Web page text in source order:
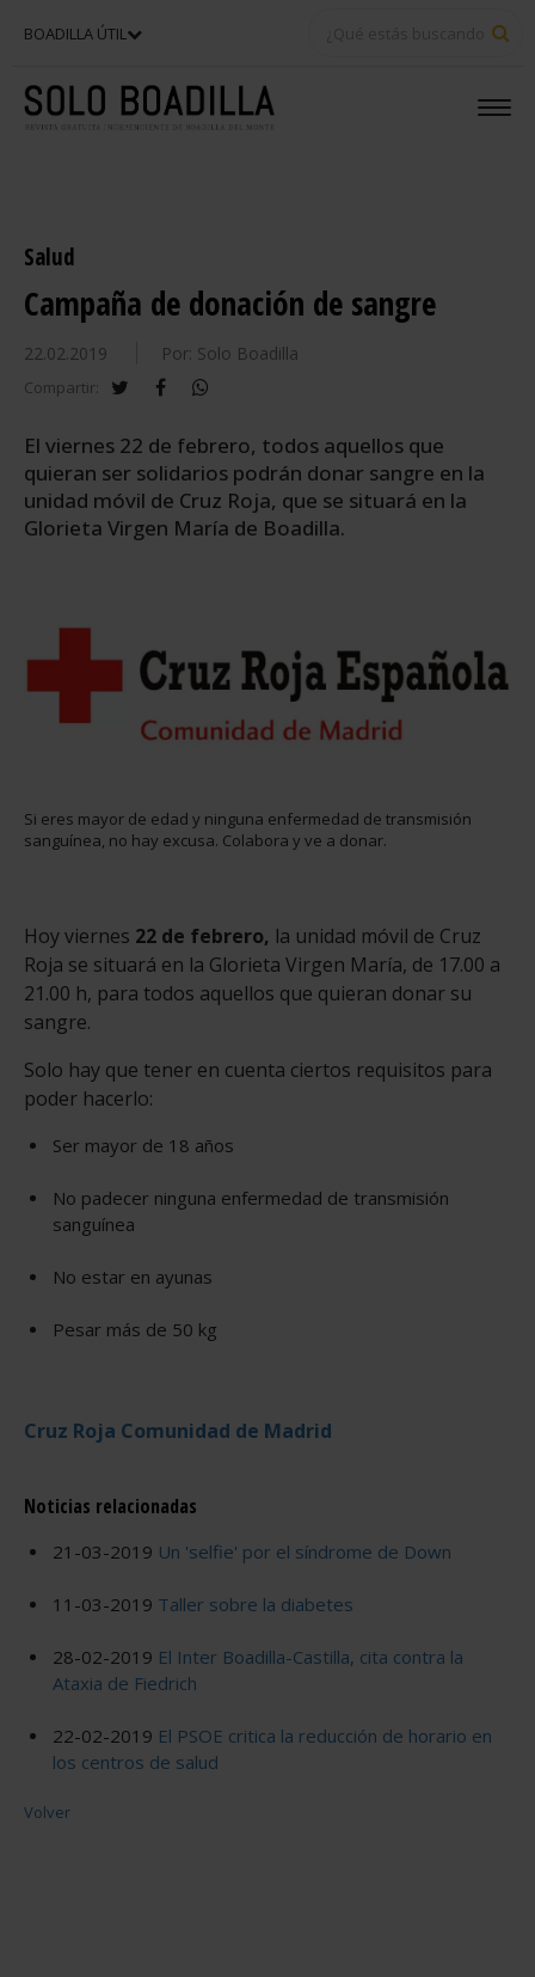
BOADILLA ÚTIL
Salud
Campaña de donación de sangre
22.02.2019 Por: Solo Boadilla
Compartir: twitterfacebook
El viernes 22 de febrero, todos aquellos que
quieran ser solidarios podrán donar sangre en la
unidad móvil de Cruz Roja, que se situará en la
Glorieta Virgen María de Boadilla.
Si eres mayor de edad y ninguna enfermedad de transmisión
sanguínea, no hay excusa. Colabora y ve a donar.
Hoy viernes 22 de febrero, la unidad móvil de Cruz
Roja se situará en la Glorieta Virgen María, de 17.00 a
21.00 h, para todos aquellos que quieran donar su
sangre.
Solo hay que tener en cuenta ciertos requisitos para
poder hacerlo:
Ser mayor de 18 años
No padecer ninguna enfermedad de transmisión
sanguínea
No estar en ayunas
Pesar más de 50 kg
Cruz Roja Comunidad de Madrid
Noticias relacionadas
21-03-2019 Un 'selfie' por el síndrome de Down
11-03-2019 Taller sobre la diabetes
28-02-2019 El Inter Boadilla-Castilla, cita contra la
Ataxia de Fiedrich
22-02-2019 El PSOE critica la reducción de horario en
los centros de salud
Volver